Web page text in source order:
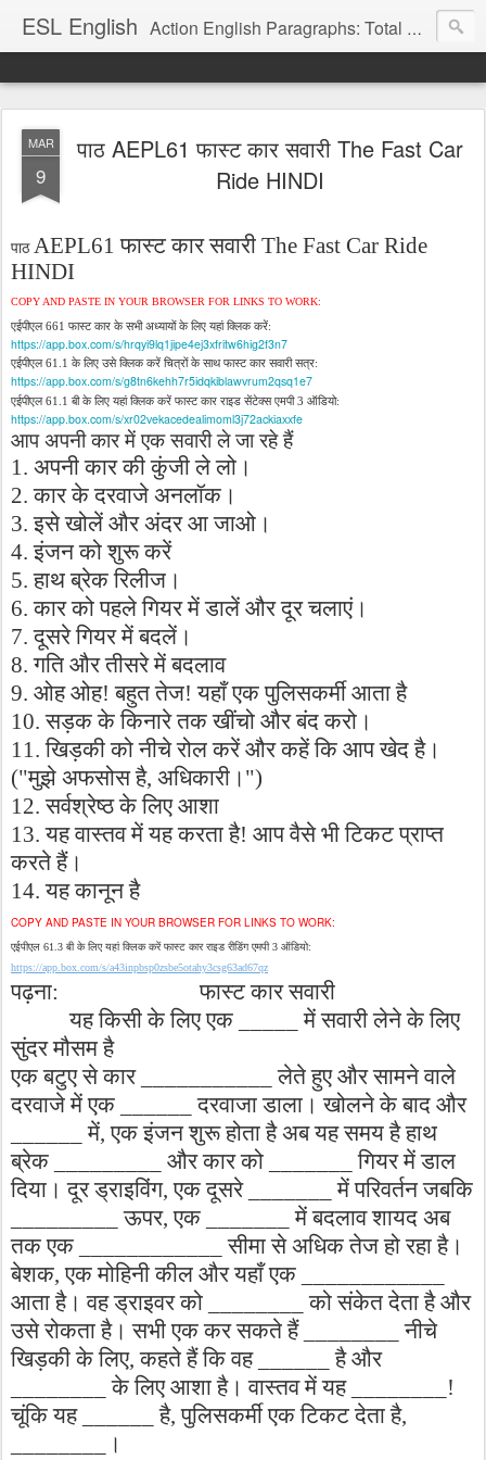
ESL English Action English Paragraphs: Total Physical Response (TPR) Paragraphs for the High School and Adult Language Student
MAR
9
पाठ AEPL61 फास्ट कार सवारी The Fast Car
Ride HINDI
पाठAEPL61फास्टकारसवारी The Fast Car Ride
HINDI
COPY AND PASTE IN YOUR BROWSER FOR LINKS TO WORK:
एईपीएल661 फास्ट कार के सभी अध्यायों के लिए यहां क्लिक करें:
https://app.box.com/s/hrqyi9lq1jipe4ej3xfritw6hig2f3n7
एईपीएल61.1 के लिए उसे क्लिक करें चित्रों के साथ फास्ट कार सवारी सत्र:
https://app.box.com/s/g8tn6kehh7r5idqkiblawvrum2qsq1e7
एईपीएल61.1 बी के लिए यहां क्लिक करें फास्ट कार राइड सेंटेक्स एमपी3 ऑडियो:
https://app.box.com/s/xr02vekacedealimoml3j72ackiaxxfe
आपअपनीकारमेंएकसवारीलेजारहेहैं
1. अपनीकारकीकुंजीलेलो।
2.कारकेदरवाजेअनलॉक।
3.इसेखोलेंऔरअंदरआजाओ।
4.इंजनकोशुरूकरें
5.हाथब्रेकरिलीज।
6.कारकोपहलेगियरमेंडालेंऔरदूरचलाएं।
7.दूसरेगियरमेंबदलें।
8.गतिऔरतीसरेमेंबदलाव
9. ओहओह!बहुततेज!यहाँएकपुलिसकर्मीआताहै
10.सड़ककेकिनारेतकखींचोऔरबंदकरो।
11.खिड़कीकोनीचेरोलकरेंऔरकहेंकिआपखेदहै।
("मुझेअफसोसहै, अधिकारी। ")
12.सर्वश्रेष्ठकेलिएआशा
13.यहवास्तवमेंयहकरताहै! आपवैसेभीटिकटप्राप्त
करतेहैं।
14.यहकानूनहै
COPY AND PASTE IN YOUR BROWSER FOR LINKS TO WORK:
एईपीएल 61.3 बी के लिए यहां क्लिक करें फास्ट कार राइड रीडिंग एमपी3 ऑडियो:
https://app.box.com/s/a43inpbsp0zsbe5otahy3csg63ad67qz
पढ़ना:फास्टकारसवारी
यहकिसीकेलिएएक _____मेंसवारीलेनेकेलिए
सुंदरमौसमहै
एकबटुएसेकार___________लेतेहुएऔरसामनेवाले
दरवाजेमेंएक ______दरवाजाडाला।खोलनेकेबादऔर
______में,एकइंजनशुरूहोताहैअबयहसमयहैहाथ
ब्रेक
औरकारको _______गियरमेंडाल
दिया। दूरड्राइविंग,एकदूसरे_______मेंपरिवर्तनजबकि
_________ऊपर,एक _______मेंबदलावशायदअब
तकएक ____________सीमासेअधिकतेजहोरहाहै।
बेशक,एकमोहिनीकीलऔरयहाँएक
आताहै। वहड्राइवरको ________कोसंकेतदेताहैऔर
उसेरोकताहै। सभीएककरसकतेहैं________नीचे
खिड़कीकेलिए,कहतेहैंकिवह______हैऔर
________केलिएआशाहै। वास्तवमेंयह________!
चूंकियह______है,पुलिसकर्मीएकटिकटदेताहै,
।